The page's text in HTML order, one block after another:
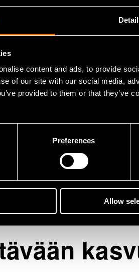
content and ads, to provide
of our site with our social media,
provided to them or that they’ve
Preferences
Allow
Katso
ja löydä uusia oivalluksia